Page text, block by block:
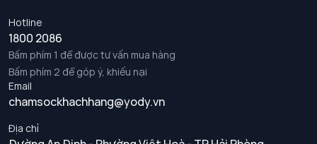
Hotline
1800 2086
Bấm phím 1 để được tư vấn mua hàng
Bấm phím 2 để góp ý, khiếu nại
Email
chamsockhachhang@yody.vn
Địa chỉ